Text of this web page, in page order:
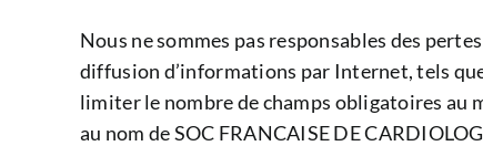
Nous ne sommes pas responsables des
diffusion d’informations par Internet, tels
limiter le nombre de champs obligatoires au
au nom de SOC FRANCAISE DE